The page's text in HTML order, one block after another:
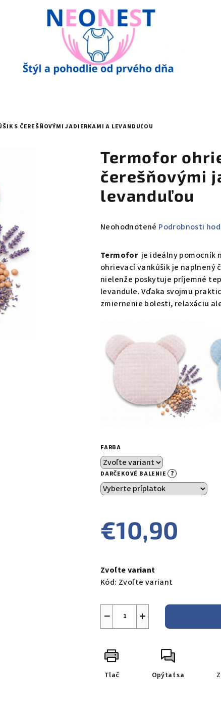
S ČEREŠŇOVÝMI JADIERKAMI A LEVANDUĽOU
Termofor
čerešňovými
levanduľou
Priemerné
produktu
je
0,0
z
Neohodnotené Podrobnosti
Termofor je ideálny pomocník
ohrievací vankúšik je naplnený
nielenže poskytuje príjemné
levandule. Vďaka svojmu
zmiernenie bolesti, relaxáciu
FARBA
DARČEKOVÉ BALENIE ?
€10,90
cena:
Zvoľte variant
Kód: Zvoľte variant
+
−
Tlač Opýtať sa